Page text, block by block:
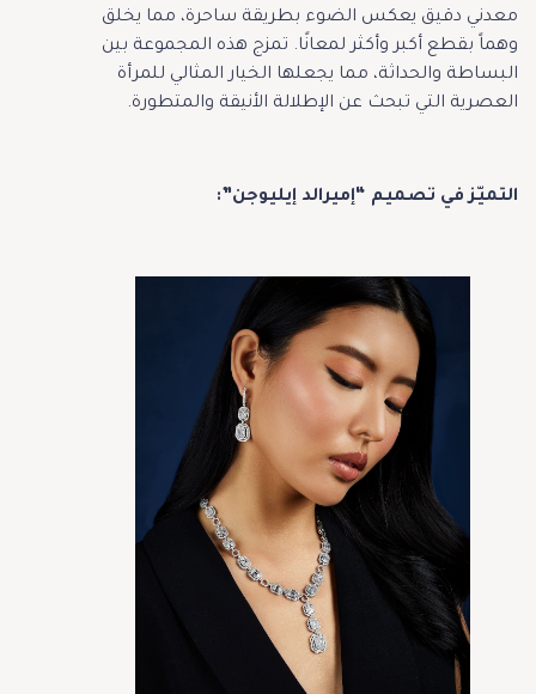
معدني دقيق يعكس الضوء بطريقة ساحرة، مما يخلق
وهماً بقطع أكبر وأكثر لمعانًا. تمزج هذه المجموعة بين
البساطة والحداثة، مما يجعلها الخيار المثالي للمرأة
العصرية التي تبحث عن الإطلالة الأنيقة والمتطورة.
التميّز في تصميم “إميرالد إيليوجن”: